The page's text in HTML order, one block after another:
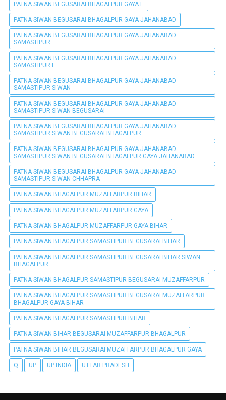
PATNA SIWAN BEGUSARAI BHAGALPUR GAYA E
PATNA SIWAN BEGUSARAI BHAGALPUR GAYA JAHANABAD
PATNA SIWAN BEGUSARAI BHAGALPUR GAYA JAHANABAD
SAMASTIPUR
PATNA SIWAN BEGUSARAI BHAGALPUR GAYA JAHANABAD
SAMASTIPUR E
PATNA SIWAN BEGUSARAI BHAGALPUR GAYA JAHANABAD
SAMASTIPUR SIWAN
PATNA SIWAN BEGUSARAI BHAGALPUR GAYA JAHANABAD
SAMASTIPUR SIWAN BEGUSARAI
PATNA SIWAN BEGUSARAI BHAGALPUR GAYA JAHANABAD
SAMASTIPUR SIWAN BEGUSARAI BHAGALPUR
PATNA SIWAN BEGUSARAI BHAGALPUR GAYA JAHANABAD
SAMASTIPUR SIWAN BEGUSARAI BHAGALPUR GAYA JAHANABAD
PATNA SIWAN BEGUSARAI BHAGALPUR GAYA JAHANABAD
SAMASTIPUR SIWAN CHHAPRA
PATNA SIWAN BHAGALPUR MUZAFFARPUR BIHAR
PATNA SIWAN BHAGALPUR MUZAFFARPUR GAYA
PATNA SIWAN BHAGALPUR MUZAFFARPUR GAYA BIHAR
PATNA SIWAN BHAGALPUR SAMASTIPUR BEGUSARAI BIHAR
PATNA SIWAN BHAGALPUR SAMASTIPUR BEGUSARAI BIHAR SIWAN
BHAGALPUR
PATNA SIWAN BHAGALPUR SAMASTIPUR BEGUSARAI MUZAFFARPUR
PATNA SIWAN BHAGALPUR SAMASTIPUR BEGUSARAI MUZAFFARPUR
BHAGALPUR GAYA BIHAR
PATNA SIWAN BHAGALPUR SAMASTIPUR BIHAR
PATNA SIWAN BIHAR BEGUSARAI MUZAFFARPUR BHAGALPUR
PATNA SIWAN BIHAR BEGUSARAI MUZAFFARPUR BHAGALPUR GAYA
Q UP UP INDIA UTTAR PRADESH